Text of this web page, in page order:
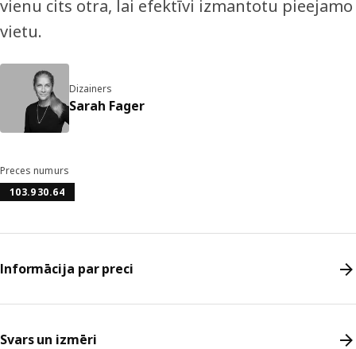
vienu cits otra, lai efektīvi izmantotu pieejamo
vietu.
Dizainers
Sarah Fager
Preces numurs
103.930.64
Informācija par preci
Svars un izmēri